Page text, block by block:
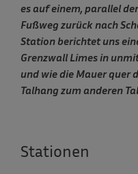
es auf einem, parallel
Fußweg zurück nach
Station berichtet uns
Grenzwall Limes in
und wie die Mauer quer
Talhang zum anderen
Stationen